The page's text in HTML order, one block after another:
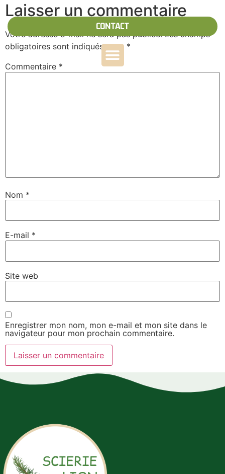
CONTACT
Laisser un commentaire
Votre adresse e-mail ne sera pas publiée. Les champs
obligatoires sont indiqués avec *
Commentaire *
Nom *
E-mail *
Site web
Enregistrer mon nom, mon e-mail et mon site dans le
navigateur pour mon prochain commentaire.